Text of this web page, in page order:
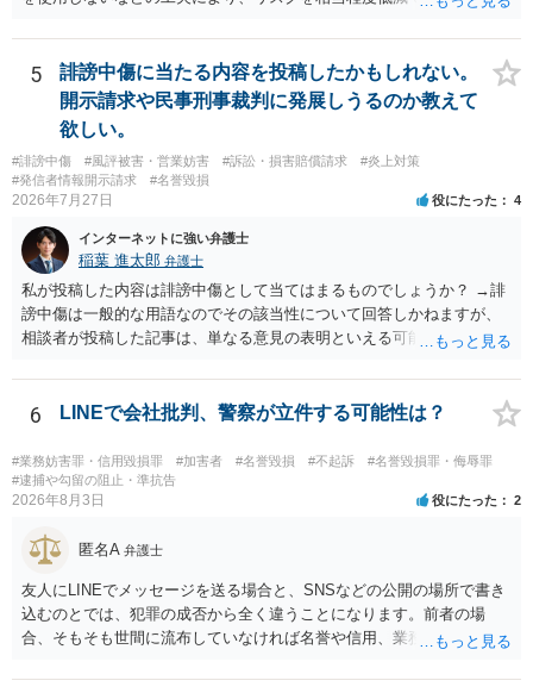
推測できる」という点は、裁判で争われた場合に「専ら顧客吸引力の
利用を目的とする」と判断される余地を残すため、一定の注意が必要
です。 また、広告収益の有無は、侵害判断に一定の影響を与える可能
性がありますが、決定的要因ではありません。 パブリシティ権侵害の
成否は、主に「専ら顧客吸引力の利用を目的とするか」という点で判
断されます。広告収益があることは「商業的目的」を強く示す要素で
すが、それだけで直ちに侵害となるわけではありません。完全無償・
非営利であれば「表現の自由」「創作物」としての側面が強く評価さ
れる可能性があります。一方、広告収益がある場合は「商業利用」と
しての色彩が強まり、リスクが高まる可能性があります。 公開前に変
更・確認しておく事項については、公開の場でアドバイスするにも限
界があるかと思うので、資料等を持参の上、弁護士に相談されること
も一つかと存じます。
5
誹謗中傷に当たる内容を投稿したかもしれない。
開示請求や民事刑事裁判に発展しうるのか教えて
欲しい。
#誹謗中傷 #風評被害・営業妨害 #訴訟・損害賠償請求
#炎上対策
#発信者情報開示請求
#名誉毀損
2026年7月27日 役にたった 4
インターネットに強い弁護士
稲葉 進太郎 弁護士
私が投稿した内容は誹謗中傷として当てはまるものでしょうか？ →誹
謗中傷は一般的な用語なのでその該当性について回答しかねますが、
相談者が投稿した記事は、単なる意見の表明といえる可能性が高く、
て、開示請求が認められたり、民事裁判や刑事裁判に発展しうるもの
でしょうか？ →権利侵害や、名誉毀損・侮辱に該当する可能性が低い
に思われます。
6 LINEで会社批判、警察が立件する可能性は？
#業務妨害罪・信用毀損罪 #加害者 #名誉毀損 #不起訴
#名誉毀損罪・侮辱罪
#逮捕や勾留の阻止・準抗告
2026年8月3日 役にたった 2
匿名A 弁護士
友人にLINEでメッセージを送る場合と、SNSなどの公開の場所で書き
込むのとでは、犯罪の成否から全く違うことになります。前者の場
合、そもそも世間に流布していなければ名誉や信用、業務にかかる犯